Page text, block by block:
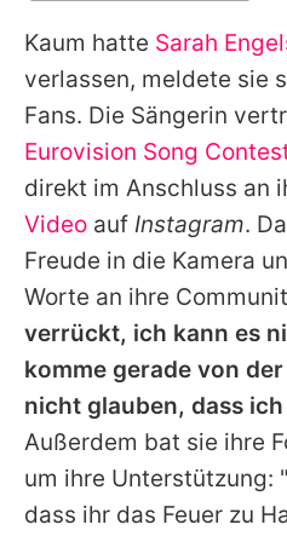
Alle Themen
App
Utiq
Kaum hatte Sarah
verlassen, meldete sie
Fans. Die Sängerin
Eurovision Song
direkt im Anschluss an
Video auf Instagram.
Freude in die Kamera
Worte an ihre
verrückt, ich kann es
komme gerade von
nicht glauben, dass
Außerdem bat sie ihre
um ihre Unterstützung:
dass ihr das Feuer zu